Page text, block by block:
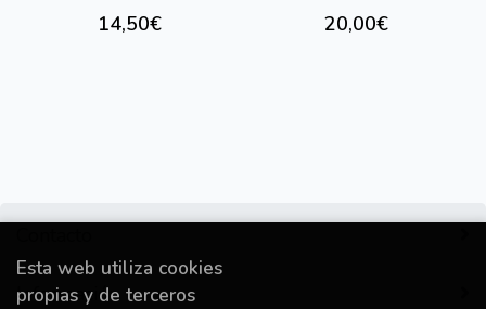
14,50€ 20,00€
Información
Esta web utiliza cookies
propias y de terceros